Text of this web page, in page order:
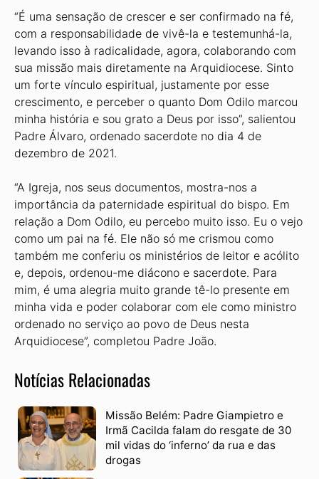
“É uma sensação de crescer e ser confirmado na fé,
com a responsabilidade de vivê-la e testemunhá-la,
levando isso à radicalidade, agora, colaborando com
sua missão mais diretamente na Arquidiocese. Sinto
um forte vínculo espiritual, justamente por esse
crescimento, e perceber o quanto Dom Odilo marcou
minha história e sou grato a Deus por isso”, salientou
Padre Álvaro, ordenado sacerdote no dia 4 de
dezembro de 2021.
“A Igreja, nos seus documentos, mostra-nos a
importância da paternidade espiritual do bispo. Em
relação a Dom Odilo, eu percebo muito isso. Eu o vejo
como um pai na fé. Ele não só me crismou como
também me conferiu os ministérios de leitor e acólito
e, depois, ordenou-me diácono e sacerdote. Para
mim, é uma alegria muito grande tê-lo presente em
minha vida e poder colaborar com ele como ministro
ordenado no serviço ao povo de Deus nesta
Arquidiocese”, completou Padre João.
Notícias Relacionadas
Missão Belém: Padre Giampietro e
Irmã Cacilda falam do resgate de 30
mil vidas do ‘inferno’ da rua e das
drogas